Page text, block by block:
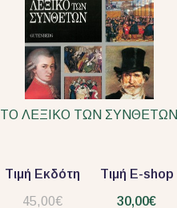
ΤΟ ΛΕΞΙΚΟ ΤΩΝ ΣΥΝΘΕΤΩΝ
Τιμή Εκδότη
45,00€
Τιμή E-shop
30,00€